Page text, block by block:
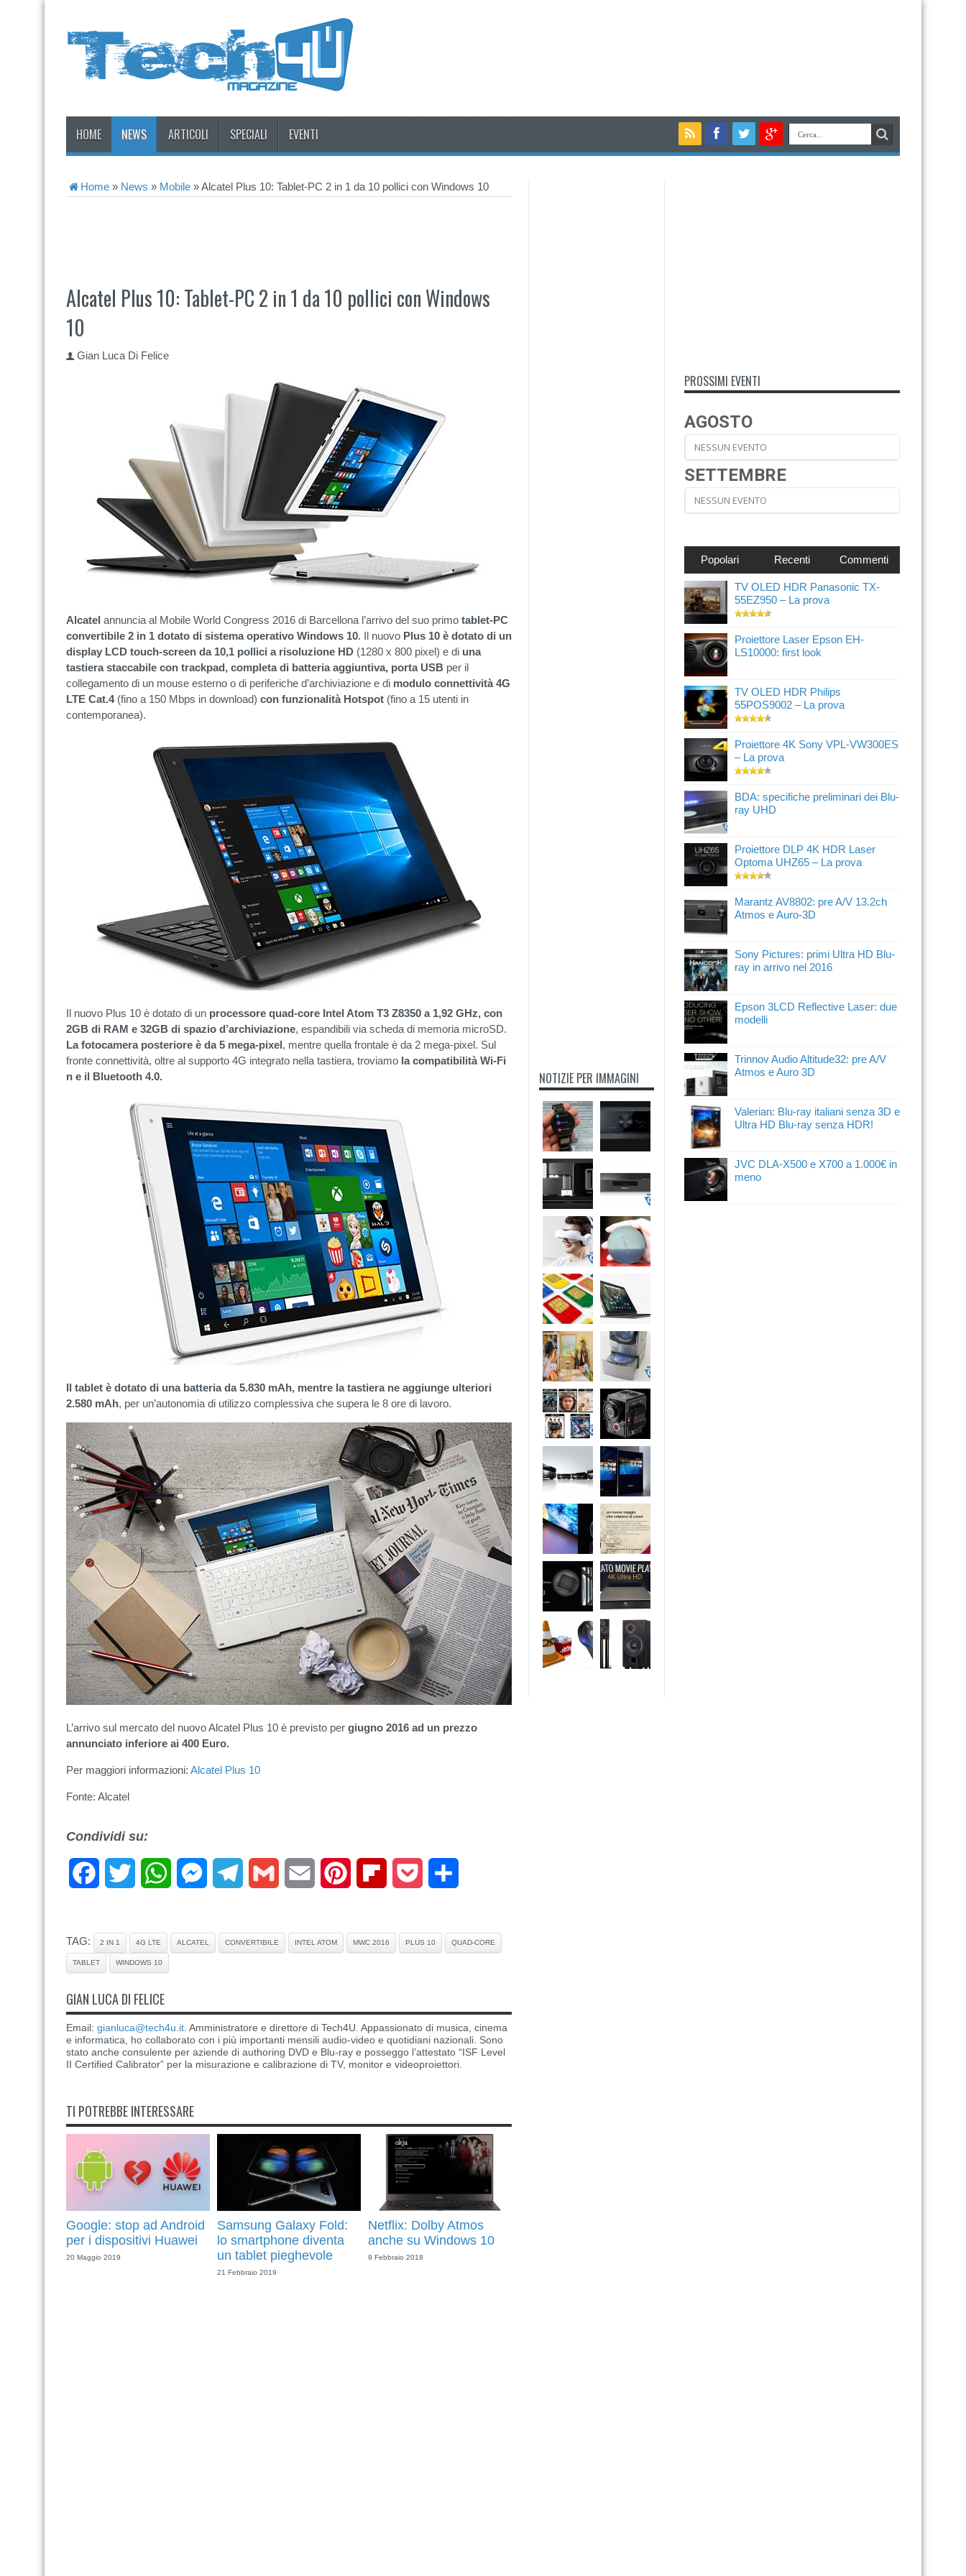
HOME NEWS ARTICOLI SPECIALI EVENTI
Home » News » Mobile »Alcatel Plus 10: Tablet-PC 2 in 1 da 10 pollici con Windows 10
Alcatel Plus 10: Tablet-PC 2 in 1 da 10 pollici con Windows
10
Gian Luca Di Felice
Alcatel annuncia al Mobile World Congress 2016 di Barcellona l’arrivo del suo primo tablet-PC
convertibile 2 in 1 dotato di sistema operativo Windows 10. Il nuovo Plus 10 è dotato di un
display LCD touch-screen da 10,1 pollici a risoluzione HD (1280 x 800 pixel) e di una
tastiera staccabile con trackpad, completa di batteria aggiuntiva, porta USB per il
collegamento di un mouse esterno o di periferiche d’archiviazione e di modulo connettività 4G
LTE Cat.4(fino a 150 Mbps in download) con funzionalità Hotspot (fino a 15 utenti in
contemporanea).
Il nuovo Plus 10 è dotato di un processore quad-core Intel Atom T3 Z8350 a 1,92 GHz, con
2GB di RAM e 32GB di spazio d’archiviazione, espandibili via scheda di memoria microSD.
La fotocamera posteriore è da 5 mega-pixel, mentre quella frontale è da 2 mega-pixel. Sul
fronte connettività, oltre al supporto 4G integrato nella tastiera, troviamo la compatibilità Wi-Fi
n e il Bluetooth 4.0.
Il tablet è dotato di una batteria da 5.830 mAh, mentre la tastiera ne aggiunge ulteriori
2.580 mAh, per un’autonomia di utilizzo complessiva che supera le 8 ore di lavoro.
L’arrivo sul mercato del nuovo Alcatel Plus 10 è previsto per giugno 2016 ad un prezzo
annunciato inferiore ai 400 Euro.
Per maggiori informazioni: Alcatel Plus 10
Fonte: Alcatel
Condividi su:
FacebookTwitter WhatsAppMessengerTelegramGmail Email Pinterest FlipboardPocket
TAG: 2 IN 1 4G LTE ALCATEL CONVERTIBILE INTEL ATOM MWC 2016 PLUS 10 QUAD-CORE
TABLET WINDOWS 10
GIAN LUCA DI FELICE
Email: gianluca@tech4u.it . Amministratore e direttore di Tech4U. Appassionato di musica, cinema
e informatica, ho collaborato con i più importanti mensili audio-video e quotidiani nazionali. Sono
stato anche consulente per aziende di authoring DVD e Blu-ray e posseggo l’attestato “ISF Level
II Certified Calibrator” per la misurazione e calibrazione di TV, monitor e videoproiettori.
TI POTREBBE INTERESSARE
Google: stop ad Android
per i dispositivi Huawei
20 Maggio 2019
Samsung Galaxy Fold:
lo smartphone diventa
un tablet pieghevole
21 Febbraio 2019
Netflix: Dolby Atmos
anche su Windows 10
9 Febbraio 2018
NOTIZIE PER IMMAGINI
PROSSIMI EVENTI
AGOSTO
NESSUN EVENTO
SETTEMBRE
NESSUN EVENTO
Popolari Recenti Commenti
TV OLED HDR Panasonic TX-
55EZ950 – La prova
Proiettore Laser Epson EH-
LS10000: first look
TV OLED HDR Philips
55POS9002 – La prova
Proiettore 4K Sony VPL-VW300ES
– La prova
BDA: specifiche preliminari dei Blu-
ray UHD
Proiettore DLP 4K HDR Laser
Optoma UHZ65 – La prova
Marantz AV8802: pre A/V 13.2ch
Atmos e Auro-3D
Sony Pictures: primi Ultra HD Blu-
ray in arrivo nel 2016
Epson 3LCD Reflective Laser: due
modelli
Trinnov Audio Altitude32: pre A/V
Atmos e Auro 3D
Valerian: Blu-ray italiani senza 3D e
Ultra HD Blu-ray senza HDR!
JVC DLA-X500 e X700 a 1.000€ in
meno